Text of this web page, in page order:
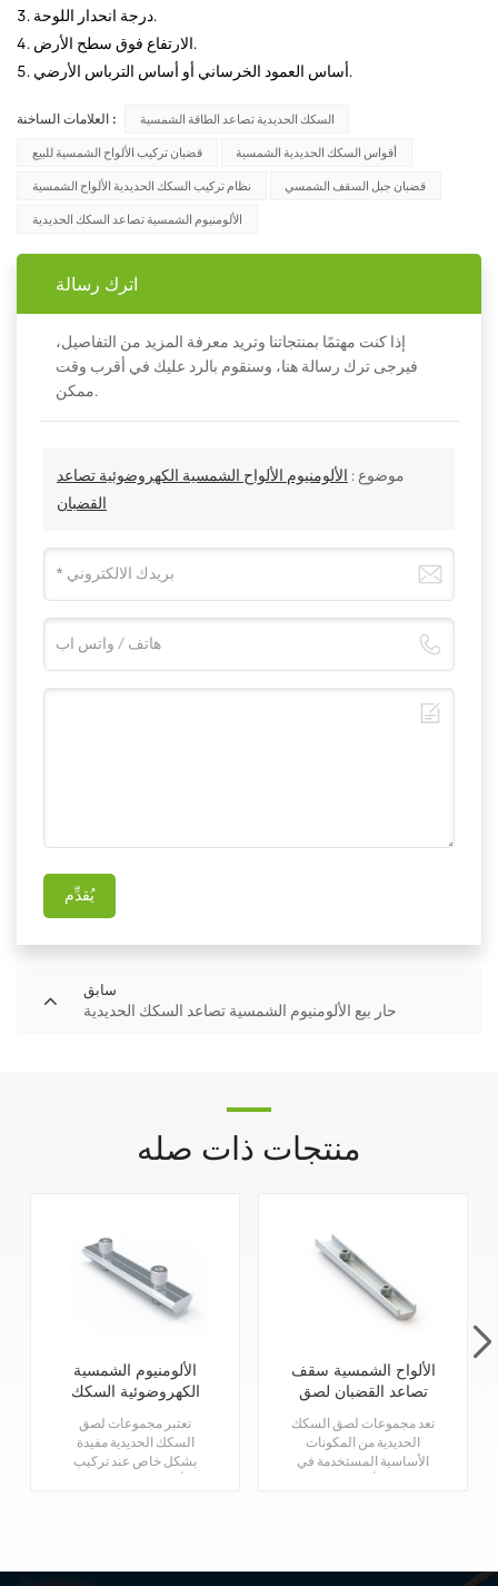
3. درجة انحدار اللوحة.
4. الارتفاع فوق سطح الأرض.
5. أساس العمود الخرساني أو أساس الترباس الأرضي.
العلامات الساخنة : السكك الحديدية تصاعد الطاقة الشمسية
قضبان تركيب الألواح الشمسية للبيع أقواس السكك الحديدية الشمسية
نظام تركيب السكك الحديدية الألواح الشمسية قضبان جبل السقف الشمسي
الألومنيوم الشمسية تصاعد السكك الحديدية
اترك رسالة
إذا كنت مهتمًا بمنتجاتنا وتريد معرفة المزيد من التفاصيل،
فيرجى ترك رسالة هنا، وسنقوم بالرد عليك في أقرب وقت
ممكن.
موضوع : الألومنيوم الألواح الشمسية الكهروضوئية تصاعد
القضبان
يُقدِّم
سابق
حار بيع الألومنيوم الشمسية تصاعد السكك الحديدية
منتجات ذات صله
الألومنيوم الشمسية
الكهروضوئية السكك
تعتبر مجموعات لصق
السكك الحديدية مفيدة
بشكل خاص عند تركيب
الألواح الشمسية سقف
تصاعد القضبان لصق
تعد مجموعات لصق السكك
الحديدية من المكونات
الأساسية المستخدمة في
للقضبان داخل نظام الألواح